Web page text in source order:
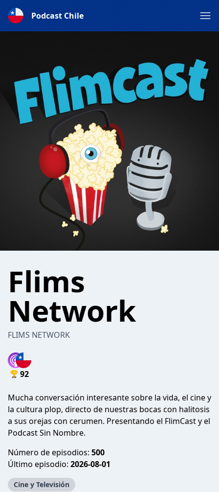
Podcast Chile
Flims
Network
FLIMS NETWORK
92
Mucha conversación interesante sobre la vida, el cine y
la cultura plop, directo de nuestras bocas con halitosis
a sus orejas con cerumen. Presentando el FlimCast y el
Podcast Sin Nombre.
Número de episodios: 500
Último episodio: 2026-08-01
Cine y Televisión